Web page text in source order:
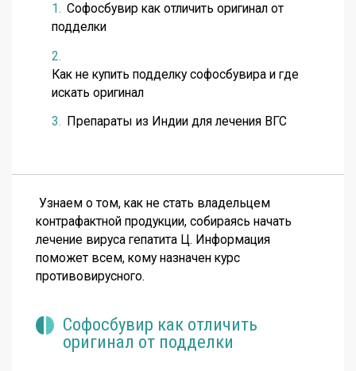
Софосбувир как отличить оригинал от
подделки
Как не купить подделку софосбувира и где
искать оригинал
Препараты из Индии для лечения ВГС
Узнаем о том, как не стать владельцем
контрафактной продукции, собираясь начать
лечение вируса гепатита Ц. Информация
поможет всем, кому назначен курс
противовирусного.
Софосбувир как отличить
оригинал от подделки